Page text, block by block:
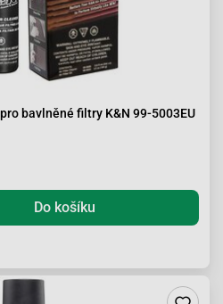
bavlněné filtry K&N 99-5003EU
Do košíku